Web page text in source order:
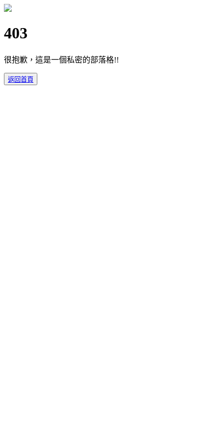
403
很抱歉，這是一個私密的部落格!!
返回首頁